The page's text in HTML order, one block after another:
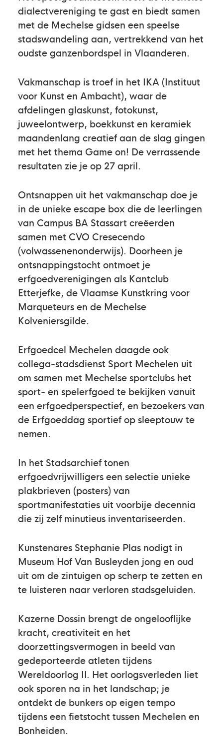
dialectvereniging te gast en biedt samen
met de Mechelse gidsen een speelse
stadswandeling aan, vertrekkend van het
oudste ganzenbordspel in Vlaanderen.
Vakmanschap is troef in het IKA (Instituut
voor Kunst en Ambacht), waar de
afdelingen glaskunst, fotokunst,
juweelontwerp, boekkunst en keramiek
maandenlang creatief aan de slag gingen
met het thema Game on! De verrassende
resultaten zie je op 27 april.
Ontsnappen uit het vakmanschap doe je
in de unieke escape box die de leerlingen
van Campus BA Stassart creëerden
samen met CVO Cresecendo
(volwassenenonderwijs). Doorheen je
ontsnappingstocht ontmoet je
erfgoedverenigingen als Kantclub
Etterjefke, de Vlaamse Kunstkring voor
Marqueteurs en de Mechelse
Kolveniersgilde.
Erfgoedcel Mechelen daagde ook
collega-stadsdienst Sport Mechelen uit
om samen met Mechelse sportclubs het
sport- en spelerfgoed te bekijken vanuit
een erfgoedperspectief, en bezoekers van
de Erfgoeddag sportief op sleeptouw te
nemen.
In het Stadsarchief tonen
erfgoedvrijwilligers een selectie unieke
plakbrieven (posters) van
sportmanifestaties uit voorbije decennia
die zij zelf minutieus inventariseerden.
Kunstenares Stephanie Plas nodigt in
Museum Hof Van Busleyden jong en oud
uit om de zintuigen op scherp te zetten en
te luisteren naar verloren stadsgeluiden.
Kazerne Dossin brengt de ongelooflijke
kracht, creativiteit en het
doorzettingsvermogen in beeld van
gedeporteerde atleten tijdens
Wereldoorlog II. Het oorlogsverleden liet
ook sporen na in het landschap; je
ontdekt de bunkers op eigen tempo
tijdens een fietstocht tussen Mechelen en
Bonheiden.